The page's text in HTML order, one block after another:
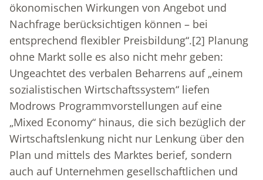
ökonomischen Wirkungen von Angebot und
Nachfrage berücksichtigen können – bei
entsprechend flexibler Preisbildung“.[2] Planung
ohne Markt solle es also nicht mehr geben:
Ungeachtet des verbalen Beharrens auf „einem
sozialistischen Wirtschaftssystem“ liefen
Modrows Programmvorstellungen auf eine
„Mixed Economy“ hinaus, die sich bezüglich der
Wirtschaftslenkung nicht nur Lenkung über den
Plan und mittels des Marktes berief, sondern
auch auf Unternehmen gesellschaftlichen und